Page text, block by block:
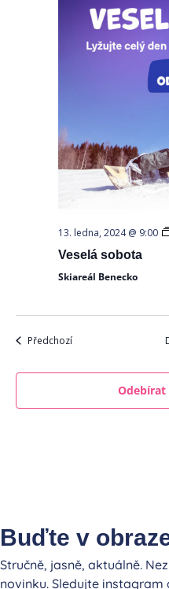
13. ledna, 2024 @ 9:00
Veselá sobota
Skiareál Benecko
PředchozíAkce
Buďte v
Stručně, jasně, aktuálně.
novinku. Sledujte